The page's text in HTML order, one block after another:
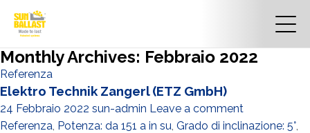
Monthly Archives: Febbraio 2022
Referenza
Elektro Technik Zangerl (ETZ GmbH)
24 Febbraio 2022 sun-admin Leave a comment
Referenza, Potenza: da 151 a in su, Grado di inclinazione: 5°,